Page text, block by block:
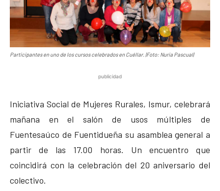
Participantes en uno de los cursos celebrados en Cuéllar. |Foto: Nuria Pascual|
publicidad
Iniciativa Social de Mujeres Rurales, Ismur, celebrará
mañana en el salón de usos múltiples de
Fuentesaúco de Fuentidueña su asamblea general a
partir de las 17.00 horas. Un encuentro que
coincidirá con la celebración del 20 aniversario del
colectivo.